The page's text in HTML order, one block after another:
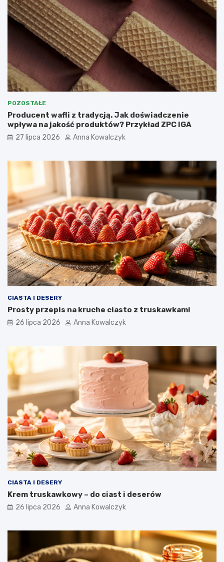
POZOSTAŁE
Producent wafli z tradycją. Jak doświadczenie
wpływa na jakość produktów? Przykład ZPC IGA
27 lipca 2026 Anna Kowalczyk
CIASTA I DESERY
Prosty przepis na kruche ciasto z truskawkami
26 lipca 2026 Anna Kowalczyk
CIASTA I DESERY
Krem truskawkowy – do ciast i deserów
26 lipca 2026 Anna Kowalczyk